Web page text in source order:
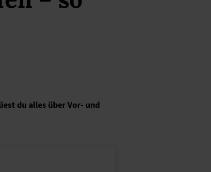
du alles über Vor- und